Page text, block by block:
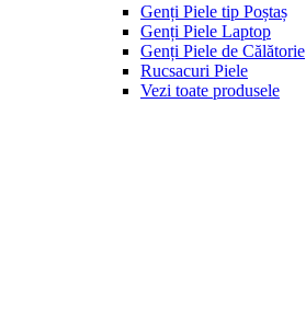
Genți Piele tip Poștaș
Genți Piele Laptop
Genți Piele de Călătorie
Rucsacuri Piele
Vezi toate produsele